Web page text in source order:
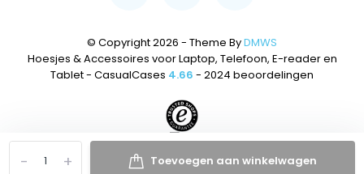
+
- Toevoegen aan winkelwagen
© Copyright 2026 - Theme ByDMWS
Hoesjes & Accessoires voor Laptop, Telefoon, E-reader en
Tablet - CasualCases 4.66 - 2024 beoordelingen